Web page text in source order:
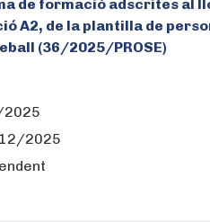
de formació adscrites al
A2, de la plantilla de
(36/2025/PROSE)
2025